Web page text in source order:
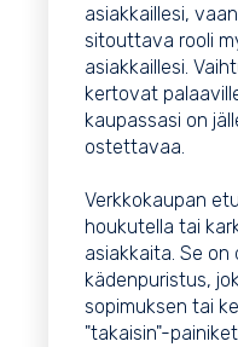
asiakkaillesi,
sitouttava rooli
asiakkaillesi.
kertovat
kaupassasi on
ostettavaa.
Verkkokaupan
houkutella tai
asiakkaita. Se on
kädenpuristus,
sopimuksen tai
"takaisin"-